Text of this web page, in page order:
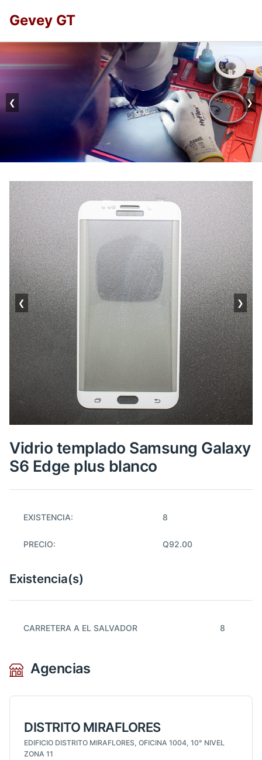
Gevey GT
❮ ❯
❮ ❯
Vidrio templado Samsung Galaxy
S6 Edge plus blanco
EXISTENCIA: 8
PRECIO: Q92.00
Existencia(s)
CARRETERA A EL SALVADOR 8
Agencias
DISTRITO MIRAFLORES
EDIFICIO DISTRITO MIRAFLORES, OFICINA 1004, 10° NIVEL
ZONA 11